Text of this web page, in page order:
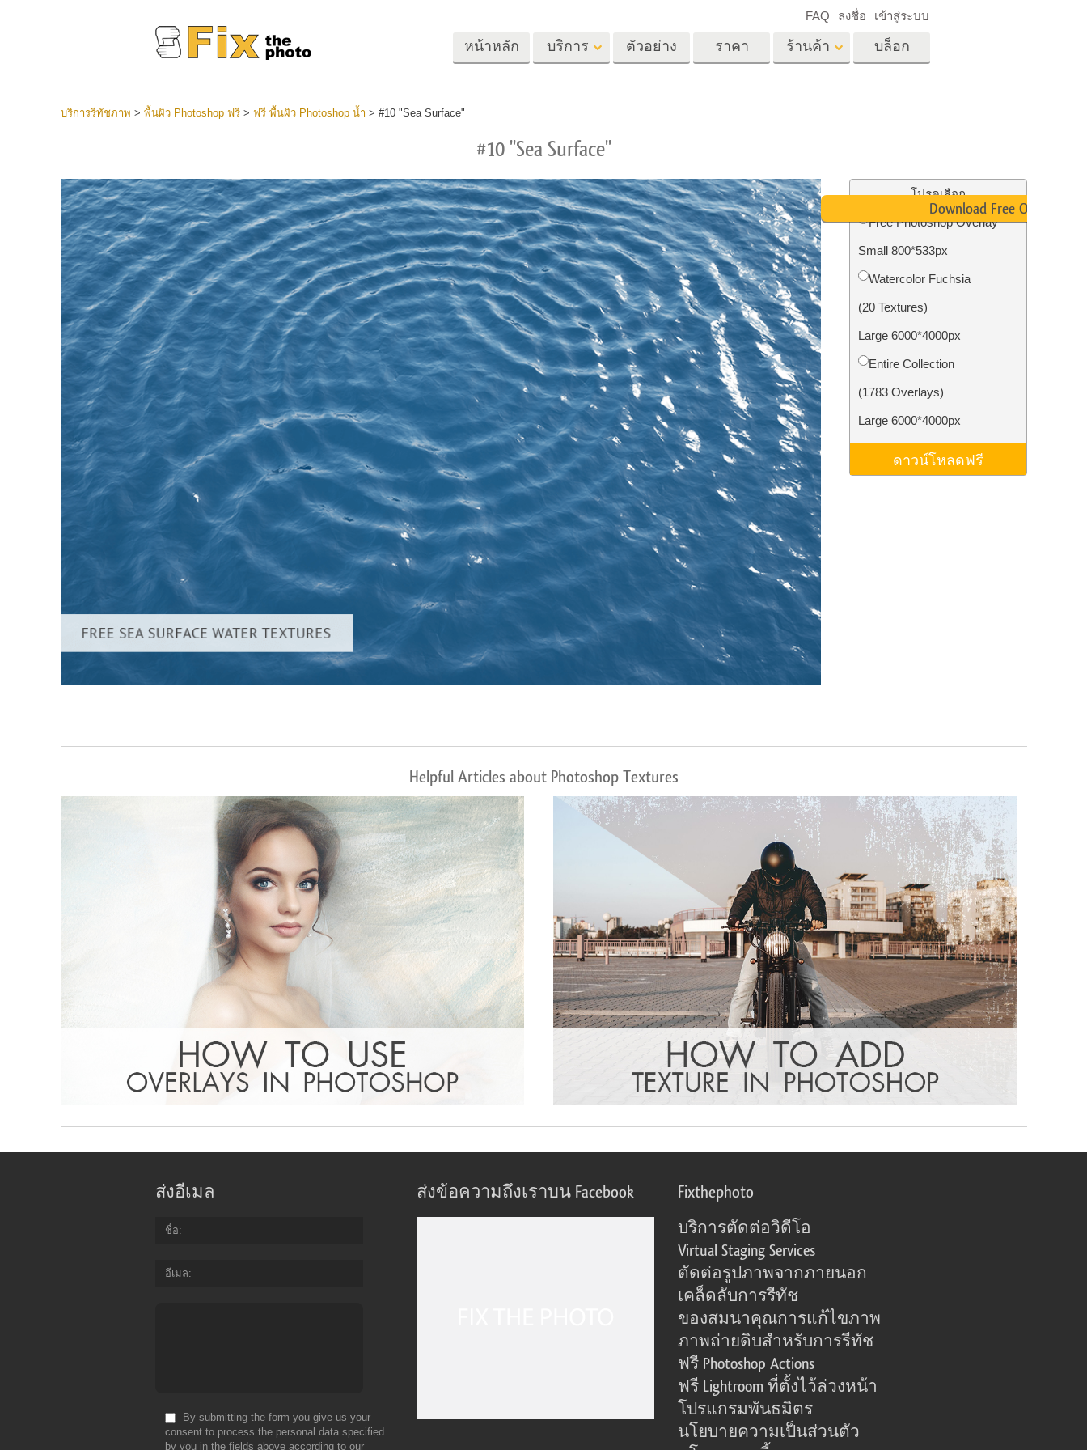
หน้าหลัก บริการ
อสังหาริมทรัพย์
บริการแก้ไขภาพงาน
แต่งงาน
โมเดลเสื้อผ้าที่สร้างโดย AI การจัดการรูปภาพ ถ่ายรูปเป็นบริการ
บริการรีทัชสินค้า บริการรีทัชเครื่องประดับ ข้อมูลการฝึกอบรม AI Video Editing Services
ตัวอย่าง ราคา ร้านค้า
Lightroom
คอลเลคชันที่ตั้งไว้ล่วง
หน้า LR ทั้งชุด
พรีเซ็ตข้อเสนอที่ดีที่สุด
คอลเลกชันมือถือ
Photoshop Actions
โอเวอร์เลย์ Photoshop
Photoshop Textures
Ps Actions คอลเลกชัน
ทั้งหมด
Ps ซ้อนทับคอลเลกชัน
ทั้งหมด
การ์ดวันวาเลนไทน์
คำเชิญงานแต่งงาน
คำเชิญวันเกิดของเด็ก
บล็อก
FAQ ลงชื่อ เข้าสู่ระบบ
บริการรีทัชภาพ > พื้นผิว Photoshop ฟรี> ฟรี พื้นผิว Photoshop น้ำ > #10 "Sea Surface"
#10 "Sea Surface"
โปรดเลือก
Free Photoshop Overlay
Small 800*533px
Watercolor Fuchsia
(20 Textures)
Large 6000*4000px
Entire Collection
(1783 Overlays)
Large 6000*4000px
ดาวน์โหลดฟรี
Download Free Overlay
Helpful Articles about Photoshop Textures
ส่งอีเมล
ชื่อ
อีเมล
By submitting the form you give us your
consent to process the personal data specified
by you in the fields above according to our
ส่งข้อความถึงเราบน Facebook Fixthephoto
บริการตัดต่อวิดีโอ
Virtual Staging Services
ตัดต่อรูปภาพจากภายนอก
เคล็ดลับการรีทัช
ของสมนาคุณการแก้ไขภาพ
ภาพถ่ายดิบสำหรับการรีทัช
ฟรี Photoshop Actions
ฟรี Lightroom ที่ตั้งไว้ล่วงหน้า
โปรแกรมพันธมิตร
นโยบายความเป็นส่วนตัว